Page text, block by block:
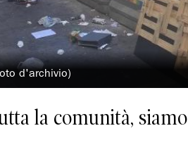
d'archivio)
la comunità, siamo